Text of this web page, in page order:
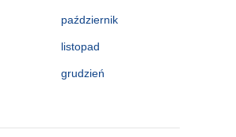
październik
listopad
grudzień